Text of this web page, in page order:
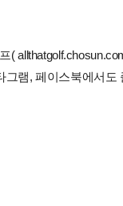
(
램, 페이스북에서도